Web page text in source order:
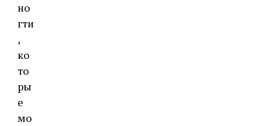
но
гти
,
ко
то
ры
е
мо